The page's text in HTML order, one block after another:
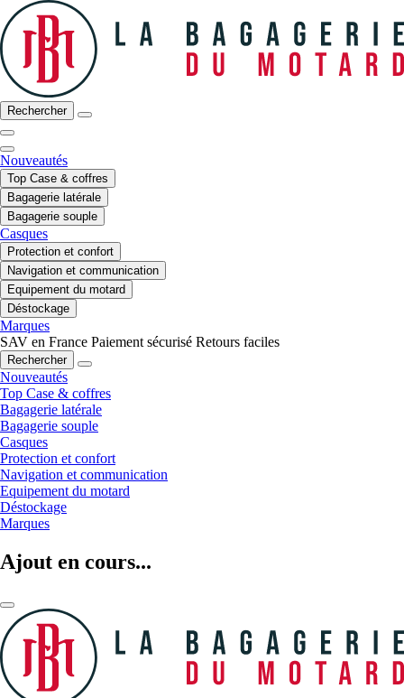
Rechercher
Nouveautés
Top Case & coffres
Bagagerie latérale
Bagagerie souple
Casques
Protection et confort
Navigation et communication
Equipement du motard
Déstockage
Marques
SAV en France Paiement sécurisé Retours faciles
Rechercher
Nouveautés
Top Case & coffres
Bagagerie latérale
Bagagerie souple
Casques
Protection et confort
Navigation et communication
Equipement du motard
Déstockage
Marques
Ajout en cours...